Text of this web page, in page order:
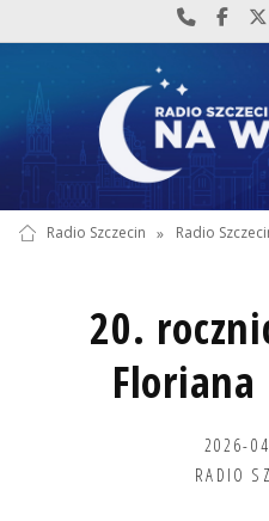
Radio Szczecin » Radio
20.
2026-
RADIO